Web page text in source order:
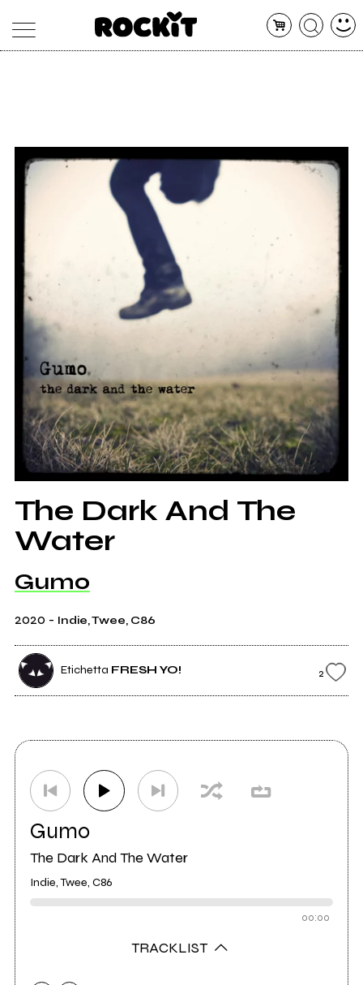
ARTISTI
CONCERTI
SHOP
The Dark And The
Water
Gumo
2020- Indie, Twee, C86
Etichetta FRESH YO! 2
Gumo
The Dark And The Water
Indie, Twee, C86
00:00
TRACKLIST